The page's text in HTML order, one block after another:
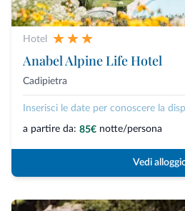
Hotel
Anabel Alpine Life Hotel
Cadipietra
Inserisci le date per conoscere la
a partire da: 85€ notte/persona
Vedi